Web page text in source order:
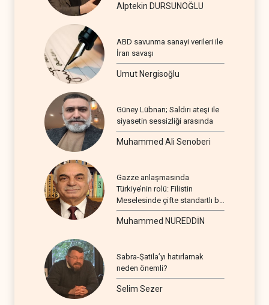
Alptekin DURSUNOĞLU
ABD savunma sanayi verileri ile
İran savaşı
Umut Nergisoğlu
Güney Lübnan; Saldırı ateşi ile
siyasetin sessizliği arasında
Muhammed Ali Senoberi
Gazze anlaşmasında
Türkiye’nin rolü: Filistin
Meselesinde çifte standartlı bir
seyir
Muhammed NUREDDİN
Sabra-Şatila’yı hatırlamak
neden önemli?
Selim Sezer